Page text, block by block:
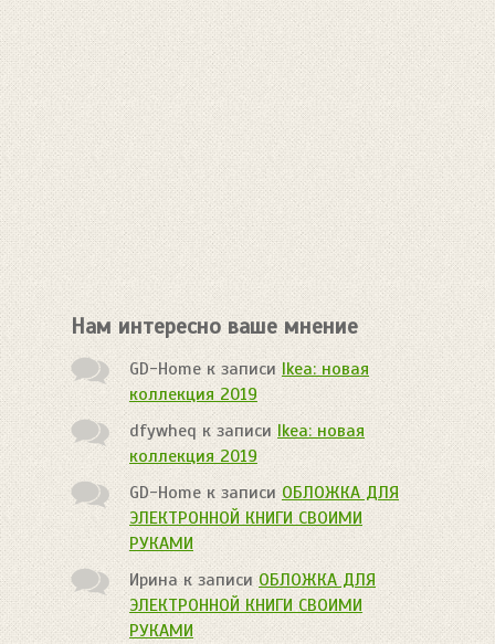
Нам интересно ваше мнение
GD-Homeк записиIkea: новая
коллекция 2019
dfywheq к записи Ikea: новая
коллекция 2019
GD-Homeк записиОБЛОЖКА ДЛЯ
ЭЛЕКТРОННОЙ КНИГИ СВОИМИ
РУКАМИ
Иринак записиОБЛОЖКА ДЛЯ
ЭЛЕКТРОННОЙ КНИГИ СВОИМИ
РУКАМИ